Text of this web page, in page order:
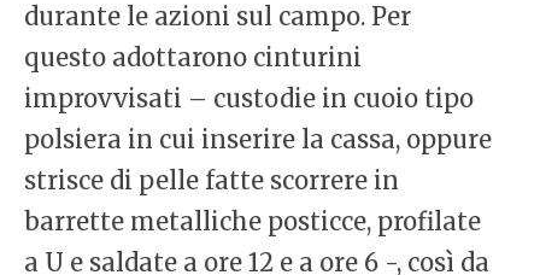
durante le azioni sul campo. Per
questo adottarono cinturini
improvvisati – custodie in cuoio tipo
polsiera in cui inserire la cassa, oppure
strisce di pelle fatte scorrere in
barrette metalliche posticce, profilate
a U e saldate a ore 12 e a ore 6 -, così da